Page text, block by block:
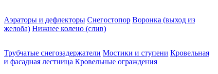
Аэраторы и дефлекторы Снегостопор Воронка (выход из
желоба) Нижнее колено (слив)
Трубчатые снегозадержатели Мостики и ступени Кровельная
и фасадная лестница Кровельные ограждения